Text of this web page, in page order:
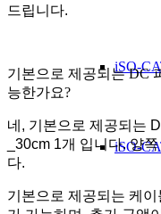
iSO-
iSO-
드립니다.
기본으로 제공되는 DC
능한가요?
네, 기본으로 제공되는
_30cm 1개 입니다. 양
다.
기본으로 제공되는 케